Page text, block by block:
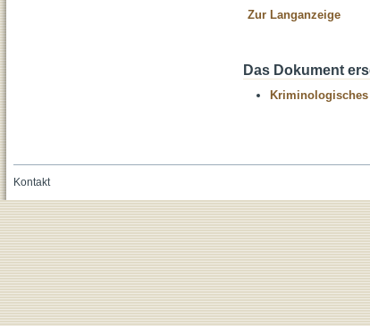
Zur Langanzeige
Das Dokument
Kontakt